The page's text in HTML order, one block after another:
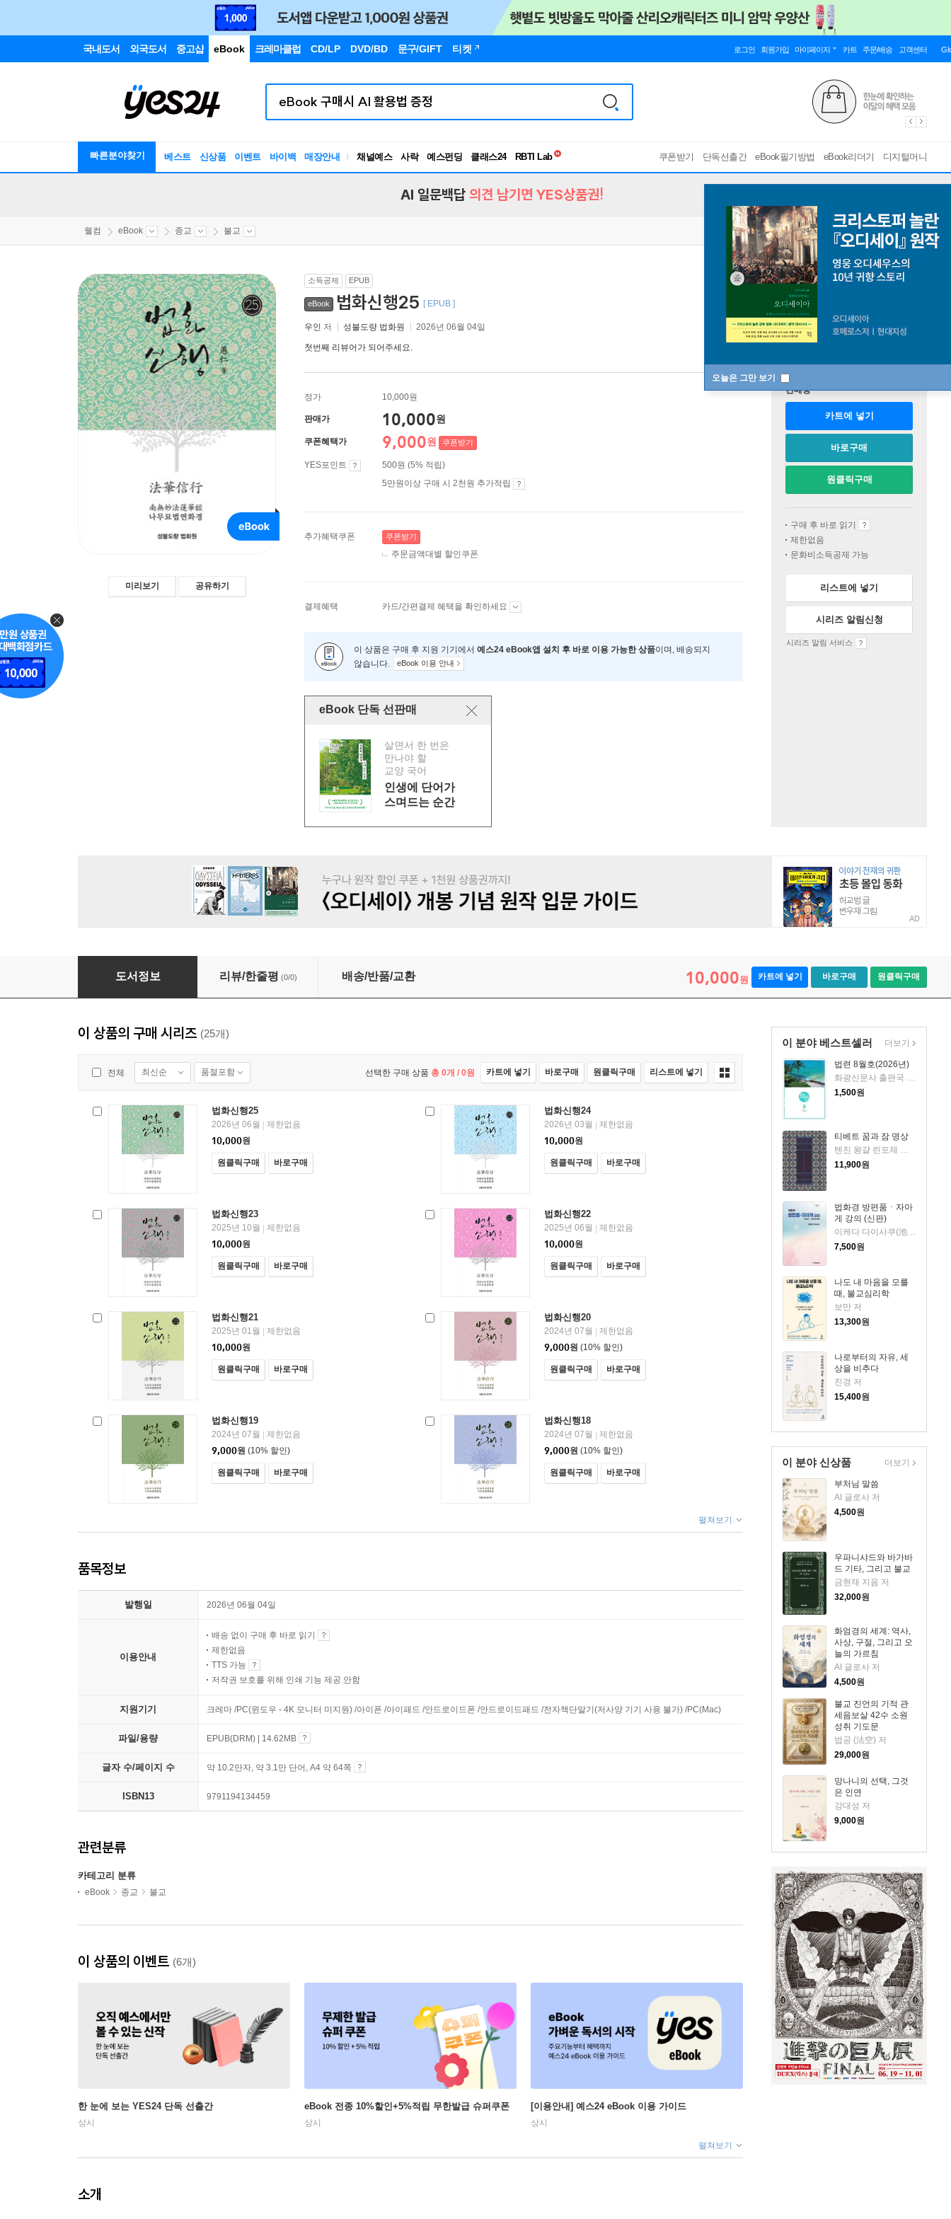
국내도서 외국도서 중고샵 eBook 크레마클럽 CD/LP DVD/BD 문구/GIFT 티켓 로그인 회원가입 마이페이지 카트 주문/배송 고객센터
빠른분야찾기 베스트 신상품 이벤트 바이백 매장안내 채널예스 사락 예스펀딩 클래스24
독서유형검사
쿠폰받기 단독선출간 eBook필기방법 eBook리더기 디지털머니
오늘은 그만 보기
AI 일문백답 의견 남기면 YES상품권!
웰컴 eBook 종교 불교
미리보기 공유하기
소득공제 EPUB
eBook 법화신행25 [ EPUB ]
우인 저 성불도량 법화원 2026년 06월 04일
첫번째 리뷰어가 되어주세요.
정가 10,000원
판매가 10,000원
쿠폰혜택가 9,000원 쿠폰받기
YES포인트
500원 (5% 적립)
5만원이상 구매 시 2천원 추가적립
추가혜택쿠폰 쿠폰받기
주문금액대별 할인쿠폰
결제혜택 카드/간편결제 혜택을 확인하세요
이 상품은 구매 후 지원 기기에서 예스24 eBook앱 설치 후 바로 이용 가능한 상품이며, 배송되지
않습니다.
eBook 이용 안내
eBook 단독 선판매
살면서 한 번은
만나야 할
교양 국어
인생에 단어가
스며드는 순간
판매중
카트에 넣기
바로구매
원클릭구매
구매 후 바로 읽기
제한없음
문화비소득공제 가능
리스트에 넣기
시리즈 알림신청
시리즈 알림 서비스
AD
법화신행25
도서정보 리뷰/한줄평 (0/0) 배송/반품/교환 10,000원 카트에 넣기 바로구매 원클릭구매
이 분야 베스트셀러
법련 8월호(2026년)
1,500원
티베트 꿈과 잠 명상
11,900원
법화경 방편품ㆍ자아
게 강의 (신판)
이케다 다이사쿠(池田大作) 저
7,500원
나도 내 마음을 모를
때, 불교심리학
보만 저
13,300원
나로부터의 자유, 세
상을 비추다
진경 저
15,400원
더보기
이 분야 신상품
부처님 말씀
AI 글로사 저
4,500원
우파니샤드와 바가바
드 기타, 그리고 불교
금현재 지음 저
32,000원
화엄경의 세계: 역사,
사상, 구절, 그리고 오
늘의 가르침
AI 글로사 저
4,500원
불교 진언의 기적 관
세음보살 42수 소원
성취 기도문
법공 (法空) 저
29,000원
망나니의 선택, 그것
은 인연
강대성 저
9,000원
더보기
이 상품의 구매 시리즈 (25개)
전체 최신순 품절포함 선택한 구매 상품 총 0개 / 0원 카트에 넣기 바로구매 원클릭구매 리스트에 넣기
법화신행25
2026년 06월 | 제한없음
10,000원
원클릭구매 바로구매
법화신행24
2026년 03월 | 제한없음
10,000원
원클릭구매 바로구매
법화신행23
2025년 10월 | 제한없음
10,000원
원클릭구매 바로구매
법화신행22
2025년 06월 | 제한없음
10,000원
원클릭구매 바로구매
법화신행21
2025년 01월 | 제한없음
10,000원
원클릭구매 바로구매
법화신행20
2024년 07월 | 제한없음
9,000원 (10% 할인)
원클릭구매 바로구매
법화신행19
2024년 07월 | 제한없음
9,000원 (10% 할인)
원클릭구매 바로구매
법화신행18
2024년 07월 | 제한없음
9,000원 (10% 할인)
원클릭구매 바로구매
펼쳐보기
품목정보
발행일 2026년 06월 04일
이용안내
배송 없이 구매 후 바로 읽기
제한없음
TTS 가능
저작권 보호를 위해 인쇄 기능 제공 안함
지원기기 크레마 /PC(윈도우 - 4K 모니터 미지원) /아이폰 /아이패드 /안드로이드폰 /안드로이드패드 /전자책단말기(저사양 기기 사용 불가) /PC(Mac)
파일/용량 EPUB(DRM) | 14.62MB
글자 수/페이지 수 약 10.2만자, 약 3.1만 단어, A4 약 64쪽
ISBN13 9791194134459
관련분류
카테고리 분류
eBook 종교 불교
이 상품의 이벤트 (6개)
한 눈에 보는 YES24 단독 선출간
상시
eBook 전종 10%할인+5%적립 무한발급 슈퍼쿠폰
상시
[이용안내] 예스24 eBook 이용 가이드
상시
펼쳐보기
소개